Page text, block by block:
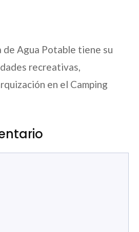
de Agua Potable tiene su
recreativas,
en el Camping